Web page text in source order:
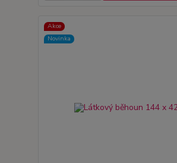
Akce
Novinka